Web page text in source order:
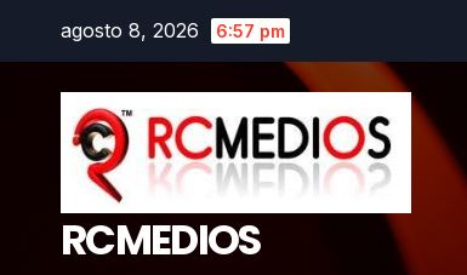
contenido
agosto 8, 2026 6:57 pm
RCMEDIOS